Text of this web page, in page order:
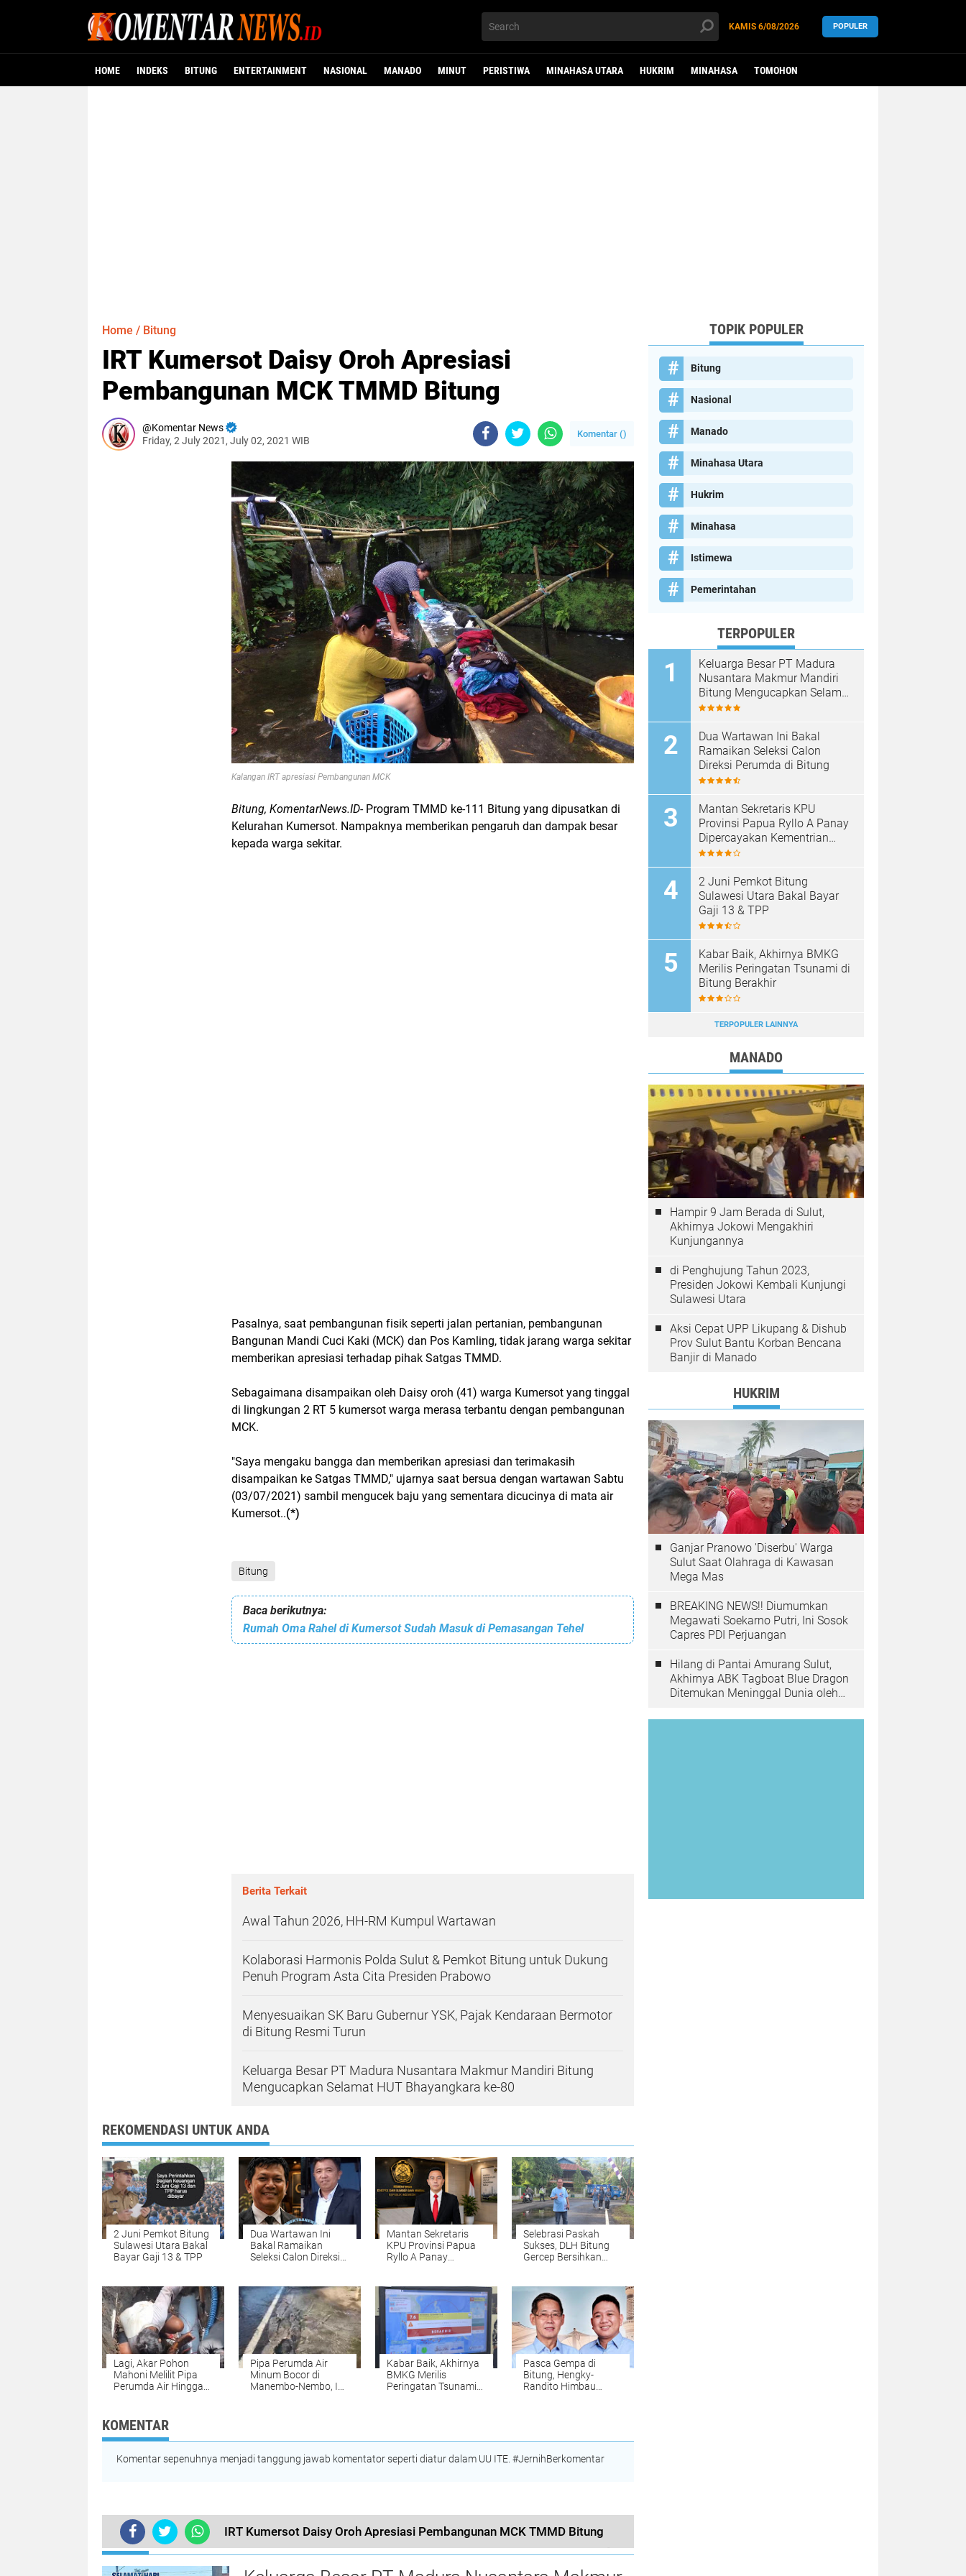
KAMIS 6/08/2026 POPULER
HOME INDEKS BITUNG ENTERTAINMENT NASIONAL MANADO MINUT PERISTIWA MINAHASA UTARA HUKRIM MINAHASA TOMOHON
Home / Bitung
IRT Kumersot Daisy Oroh Apresiasi
Pembangunan MCK TMMD Bitung
Komentar News
Friday, 2 July 2021, July 02, 2021 WIB
Komentar ()
Kalangan IRT apresiasi Pembangunan MCK
Bitung, KomentarNews.ID- Program TMMD ke-111 Bitung yang dipusatkan di
Kelurahan Kumersot. Nampaknya memberikan pengaruh dan dampak besar
kepada warga sekitar.
Pasalnya, saat pembangunan fisik seperti jalan pertanian, pembangunan
Bangunan Mandi Cuci Kaki (MCK) dan Pos Kamling, tidak jarang warga sekitar
memberikan apresiasi terhadap pihak Satgas TMMD.
Sebagaimana disampaikan oleh Daisy oroh (41) warga Kumersot yang tinggal
di lingkungan 2 RT 5 kumersot warga merasa terbantu dengan pembangunan
MCK.
"Saya mengaku bangga dan memberikan apresiasi dan terimakasih
disampaikan ke Satgas TMMD," ujarnya saat bersua dengan wartawan Sabtu
(03/07/2021) sambil mengucek baju yang sementara dicucinya di mata air
Kumersot..(*)
Bitung
Baca berikutnya:
Rumah Oma Rahel di Kumersot Sudah Masuk di Pemasangan Tehel
Berita Terkait
Awal Tahun 2026, HH-RM Kumpul Wartawan
Kolaborasi Harmonis Polda Sulut & Pemkot Bitung untuk Dukung
Penuh Program Asta Cita Presiden Prabowo
Menyesuaikan SK Baru Gubernur YSK, Pajak Kendaraan Bermotor
di Bitung Resmi Turun
Keluarga Besar PT Madura Nusantara Makmur Mandiri Bitung
Mengucapkan Selamat HUT Bhayangkara ke-80
REKOMENDASI UNTUK ANDA
2 Juni Pemkot Bitung
Sulawesi Utara Bakal
Bayar Gaji 13 & TPP
Dua Wartawan Ini
Bakal Ramaikan
Seleksi Calon Direksi
Mantan Sekretaris
KPU Provinsi Papua
Ryllo A Panay
Menjabat Direktur
Penanganan Aset
Barang Bukti
Selebrasi Paskah
Sukses, DLH Bitung
Gercep Bersihkan
Lagi, Akar Pohon
Mahoni Melilit Pipa
Perumda Air Hingga
Pipa Perumda Air
Minum Bocor di
Manembo-Nembo, Ini
Kabar Baik, Akhirnya
BMKG Merilis
Peringatan Tsunami
Pasca Gempa di
Bitung, Hengky-
Randito Himbau
KOMENTAR
Komentar sepenuhnya menjadi tanggung jawab komentator seperti diatur dalam UU ITE. #JernihBerkomentar
IRT Kumersot Daisy Oroh Apresiasi Pembangunan MCK TMMD Bitung
TERKINI
TOPIK POPULER
Bitung
Nasional
Manado
Minahasa Utara
Hukrim
Minahasa
Istimewa
Pemerintahan
TERPOPULER
Keluarga Besar PT Madura
Nusantara Makmur Mandiri
Bitung Mengucapkan Selamat
HUT Bhayangkara ke-80
Dua Wartawan Ini Bakal
Ramaikan Seleksi Calon
Direksi Perumda di Bitung
Mantan Sekretaris KPU
Provinsi Papua Ryllo A Panay
Dipercayakan Kementrian
ESDM RI Menjabat Direktur
Bukti
2 Juni Pemkot Bitung
Sulawesi Utara Bakal Bayar
Gaji 13 & TPP
Kabar Baik, Akhirnya BMKG
Merilis Peringatan Tsunami di
Bitung Berakhir
TERPOPULER LAINNYA
MANADO
Hampir 9 Jam Berada di Sulut,
Akhirnya Jokowi Mengakhiri
Kunjungannya
di Penghujung Tahun 2023,
Presiden Jokowi Kembali Kunjungi
Sulawesi Utara
Aksi Cepat UPP Likupang & Dishub
Prov Sulut Bantu Korban Bencana
Banjir di Manado
HUKRIM
Ganjar Pranowo 'Diserbu' Warga
Sulut Saat Olahraga di Kawasan
Mega Mas
BREAKING NEWS!! Diumumkan
Megawati Soekarno Putri, Ini Sosok
Capres PDI Perjuangan
Hilang di Pantai Amurang Sulut,
Akhirnya ABK Tagboat Blue Dragon
Ditemukan Meninggal Dunia oleh